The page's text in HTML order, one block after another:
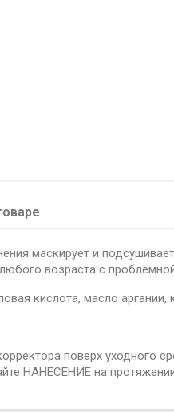
маскирует и
возраста с
кислота, масло
поверх уходного
НАНЕСЕНИЕ на